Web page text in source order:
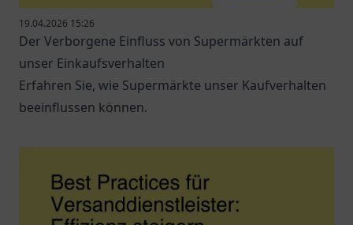
19.04.2026 15:26
Der Verborgene Einfluss von Supermärkten auf
unser Einkaufsverhalten
Erfahren Sie, wie Supermärkte unser Kaufverhalten
beeinflussen können.